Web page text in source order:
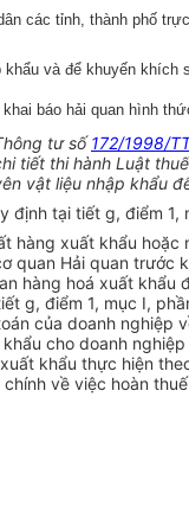
các tỉnh, thành phố
và để khuyến
báo hải quan hình
tư số172/1998/
tiết thi hành Luật
vật liệu nhập khẩu
định tại tiết g, điểm 1,
hàng xuất khẩu
quan Hải quan
hàng hoá xuất
g, điểm 1, mục I,
của doanh nghiệp
cho doanh
khẩu thực hiện
về việc hoàn